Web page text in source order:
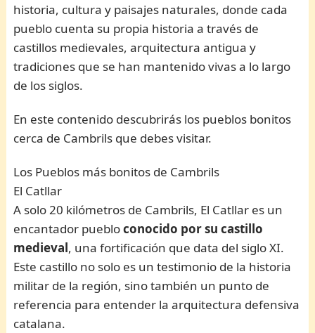
historia, cultura y paisajes naturales, donde cada
pueblo cuenta su propia historia a través de
castillos medievales, arquitectura antigua y
tradiciones que se han mantenido vivas a lo largo
de los siglos.
En este contenido descubrirás los pueblos bonitos
cerca de Cambrils que debes visitar.
Los Pueblos más bonitos de Cambrils
El Catllar
A solo 20 kilómetros de Cambrils, El Catllar es un
encantador puebloconocido por su castillo
medieval, una fortificación que data del siglo XI.
Este castillo no solo es un testimonio de la historia
militar de la región, sino también un punto de
referencia para entender la arquitectura defensiva
catalana.